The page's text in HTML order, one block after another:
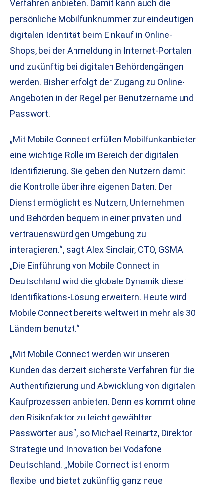
Verfahren anbieten. Damit kann auch die
persönliche Mobilfunknummer zur eindeutigen
digitalen Identität beim Einkauf in Online-
Shops, bei der Anmeldung in Internet-Portalen
und zukünftig bei digitalen Behördengängen
werden. Bisher erfolgt der Zugang zu Online-
Angeboten in der Regel per Benutzername und
Passwort.
„Mit Mobile Connect erfüllen Mobilfunkanbieter
eine wichtige Rolle im Bereich der digitalen
Identifizierung. Sie geben den Nutzern damit
die Kontrolle über ihre eigenen Daten. Der
Dienst ermöglicht es Nutzern, Unternehmen
und Behörden bequem in einer privaten und
vertrauenswürdigen Umgebung zu
interagieren.“, sagt Alex Sinclair, CTO, GSMA.
„Die Einführung von Mobile Connect in
Deutschland wird die globale Dynamik dieser
Identifikations-Lösung erweitern. Heute wird
Mobile Connect bereits weltweit in mehr als 30
Ländern benutzt.“
„Mit Mobile Connect werden wir unseren
Kunden das derzeit sicherste Verfahren für die
Authentifizierung und Abwicklung von digitalen
Kaufprozessen anbieten. Denn es kommt ohne
den Risikofaktor zu leicht gewählter
Passwörter aus“, so Michael Reinartz, Direktor
Strategie und Innovation bei Vodafone
Deutschland. „Mobile Connect ist enorm
flexibel und bietet zukünftig ganz neue